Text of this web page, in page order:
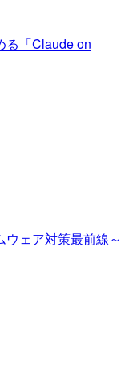
る「Claude on
ウェア対策最前線～